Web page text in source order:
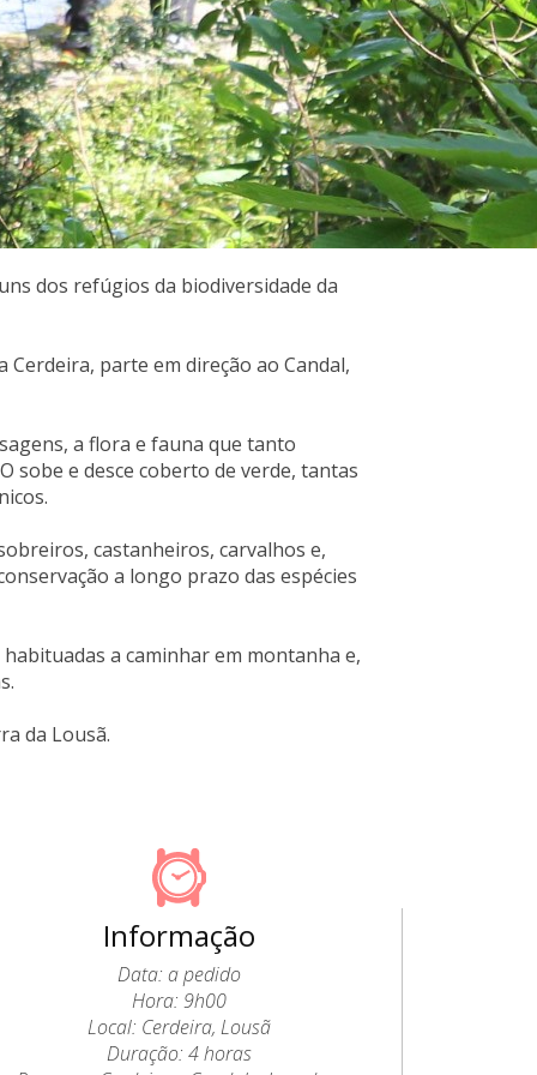
dos refúgios da biodiversidade da
Cerdeira, parte em direção ao Candal,
a flora e fauna que tanto
sobe e desce coberto de verde, tantas
castanheiros, carvalhos e,
a longo prazo das espécies
a caminhar em montanha e,
da Lousã.
Informação
Data: a pedido
Hora: 9h00
Local: Cerdeira, Lousã
Duração: 4 horas